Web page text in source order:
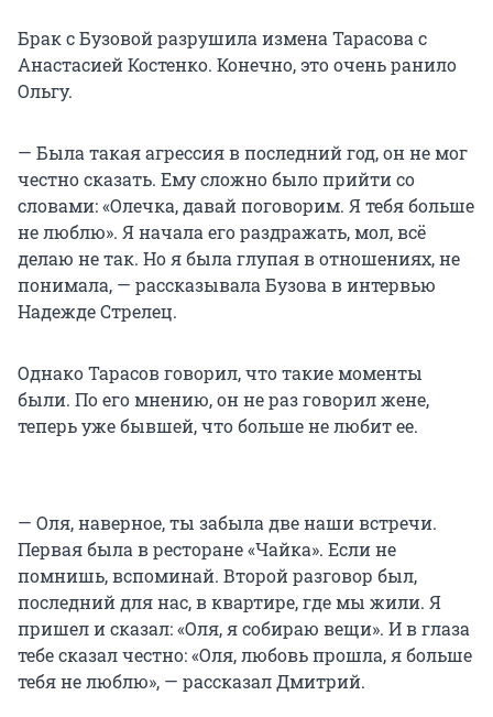
Брак с Бузовой разрушила измена Тарасова с
Анастасией Костенко. Конечно, это очень ранило
Ольгу.
— Была такая агрессия в последний год, он не мог
честно сказать. Ему сложно было прийти со
словами: «Олечка, давай поговорим. Я тебя больше
не люблю». Я начала его раздражать, мол, всё
делаю не так. Но я была глупая в отношениях, не
понимала, — рассказывала Бузова в интервью
Надежде Стрелец.
Однако Тарасов говорил, что такие моменты
были. По его мнению, он не раз говорил жене,
теперь уже бывшей, что больше не любит ее.
— Оля, наверное, ты забыла две наши встречи.
Первая была в ресторане «Чайка». Если не
помнишь, вспоминай. Второй разговор был,
последний для нас, в квартире, где мы жили. Я
пришел и сказал: «Оля, я собираю вещи». И в глаза
тебе сказал честно: «Оля, любовь прошла, я больше
тебя не люблю», — рассказал Дмитрий.